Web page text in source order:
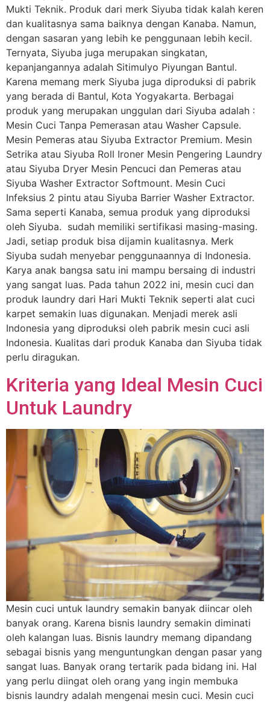
Mukti Teknik. Produk dari merk Siyuba tidak kalah keren
dan kualitasnya sama baiknya dengan Kanaba. Namun,
dengan sasaran yang lebih ke penggunaan lebih kecil.
Ternyata, Siyuba juga merupakan singkatan,
kepanjangannya adalah Sitimulyo Piyungan Bantul.
Karena memang merk Siyuba juga diproduksi di pabrik
yang berada di Bantul, Kota Yogyakarta. Berbagai
produk yang merupakan unggulan dari Siyuba adalah :
Mesin Cuci Tanpa Pemerasan atau Washer Capsule.
Mesin Pemeras atau Siyuba Extractor Premium. Mesin
Setrika atau Siyuba Roll Ironer Mesin Pengering Laundry
atau Siyuba Dryer Mesin Pencuci dan Pemeras atau
Siyuba Washer Extractor Softmount. Mesin Cuci
Infeksius 2 pintu atau Siyuba Barrier Washer Extractor.
Sama seperti Kanaba, semua produk yang diproduksi
oleh Siyuba. sudah memiliki sertifikasi masing-masing.
Jadi, setiap produk bisa dijamin kualitasnya. Merk
Siyuba sudah menyebar penggunaannya di Indonesia.
Karya anak bangsa satu ini mampu bersaing di industri
yang sangat luas. Pada tahun 2022 ini, mesin cuci dan
produk laundry dari Hari Mukti Teknik seperti alat cuci
karpet semakin luas digunakan. Menjadi merek asli
Indonesia yang diproduksi oleh pabrik mesin cuci asli
Indonesia. Kualitas dari produk Kanaba dan Siyuba tidak
perlu diragukan.
Kriteria yang Ideal Mesin Cuci
Untuk Laundry
Mesin cuci untuk laundry semakin banyak diincar oleh
banyak orang. Karena bisnis laundry semakin diminati
oleh kalangan luas. Bisnis laundry memang dipandang
sebagai bisnis yang menguntungkan dengan pasar yang
sangat luas. Banyak orang tertarik pada bidang ini. Hal
yang perlu diingat oleh orang yang ingin membuka
bisnis laundry adalah mengenai mesin cuci. Mesin cuci